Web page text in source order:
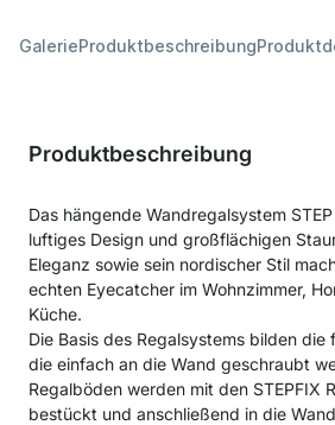
GalerieProduktbeschreibung
Produktbeschreibung
Das hängende Wandregalsystem
luftiges Design und großflächigen
Eleganz sowie sein nordischer Stil
echten Eyecatcher im Wohnzimmer,
Küche.
Die Basis des Regalsystems bilden die
die einfach an die Wand geschraubt
Regalböden werden mit den STEPFIX
bestückt und anschließend in die